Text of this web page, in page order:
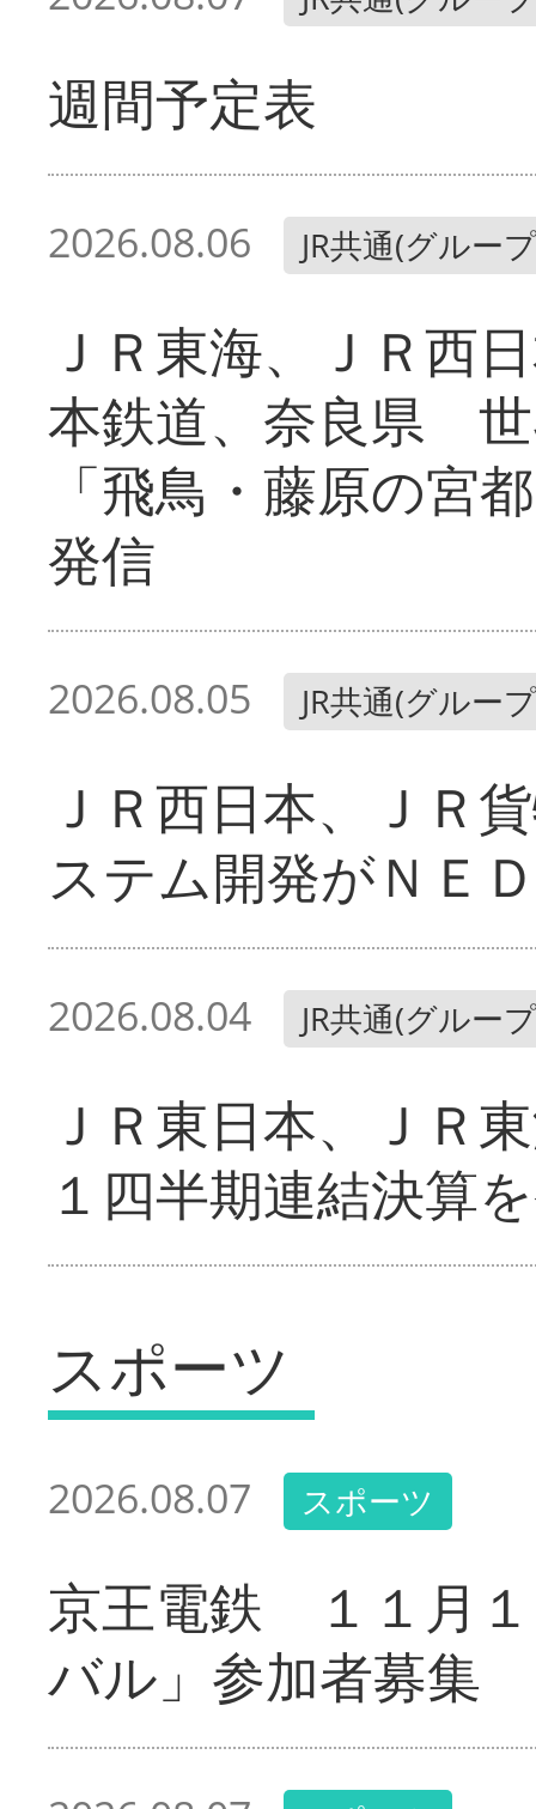
週間予定表
2026.08.06 JR共通(グルー
ＪＲ東海、ＪＲ西
本鉄道、奈良県
「飛鳥・藤原の宮
発信
2026.08.05 JR共通(グルー
ＪＲ西日本、ＪＲ
ステム開発がＮＥ
2026.08.04 JR共通(グルー
ＪＲ東日本、ＪＲ
１四半期連結決算
スポーツ
2026.08.07 スポーツ
京王電鉄 １１月
バル」参加者募集